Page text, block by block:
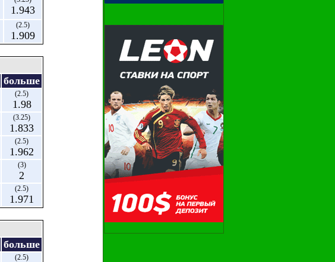
1.943
(2.5)
1.909
больше
(2.5)
1.98
(3.25)
1.833
(2.5)
1.962
(3)
2
(2.5)
1.971
больше
(2.5)